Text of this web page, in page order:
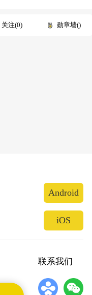
关注 0 勋章墙
Android
iOS
联系我们